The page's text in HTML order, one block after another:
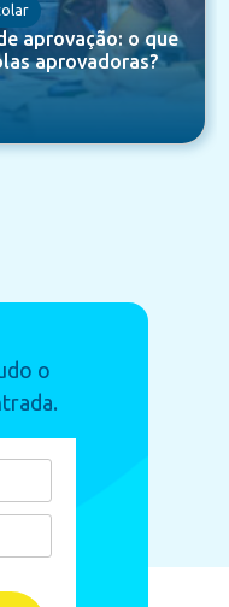
aprovação: o que
aprovadoras?
o